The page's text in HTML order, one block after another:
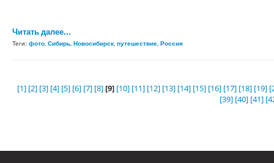
Читать далее...
Теги: фото, Сибирь, Новосибирск, путешествие, Россия
[1] [2] [3] [4] [5] [6] [7] [8] [9] [10] [11] [12] [13] [14] [15] [16] [17] [18] [19]
[39] [40] [41]